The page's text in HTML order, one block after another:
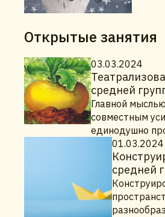
Открытые занятия
03.03.2024
средней
Главной
совместным
единодушно
01.03.2024
средней